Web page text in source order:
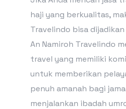
haji yang berkualitas,
Travelindo bisa
An Namiroh Travelindo
travel yang memiliki
untuk memberikan
penuh amanah bagi
menjalankan ibadah